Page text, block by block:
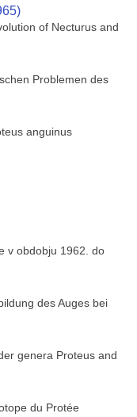
of Necturus and
Problemen des
anguinus
v obdobju 1962. do
des Auges bei
genera Proteus and
du Protée